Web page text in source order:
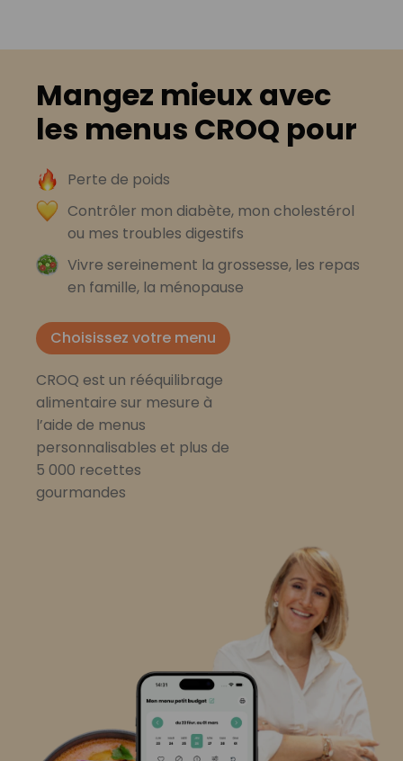
Mangez mieux avec
les menus CROQ pour
Perte de poids
Contrôler mon diabète, mon cholestérol
ou mes troubles digestifs
Vivre sereinement la grossesse, les repas
en famille, la ménopause
Choisissez votre menu
CROQ est un rééquilibrage
alimentaire sur mesure à
l’aide de menus
personnalisables et plus de
5 000 recettes
gourmandes